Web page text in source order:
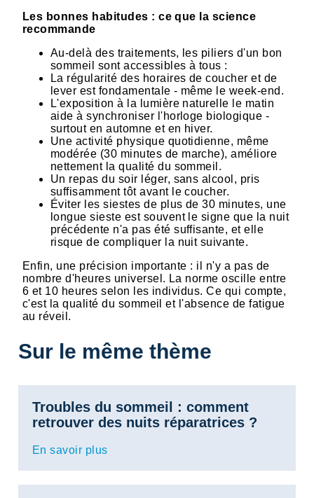
Les bonnes habitudes : ce que la science
recommande
Au-delà des traitements, les piliers d'un bon
sommeil sont accessibles à tous :
La régularité des horaires de coucher et de
lever est fondamentale - même le week-end.
L'exposition à la lumière naturelle le matin
aide à synchroniser l'horloge biologique -
surtout en automne et en hiver.
Une activité physique quotidienne, même
modérée (30 minutes de marche), améliore
nettement la qualité du sommeil.
Un repas du soir léger, sans alcool, pris
suffisamment tôt avant le coucher.
Éviter les siestes de plus de 30 minutes, une
longue sieste est souvent le signe que la nuit
précédente n'a pas été suffisante, et elle
risque de compliquer la nuit suivante.
Enfin, une précision importante : il n'y a pas de
nombre d'heures universel. La norme oscille entre
6 et 10 heures selon les individus. Ce qui compte,
c'est la qualité du sommeil et l'absence de fatigue
au réveil.
Sur le même thème
Troubles du sommeil : comment
retrouver des nuits réparatrices ?
En savoir plus